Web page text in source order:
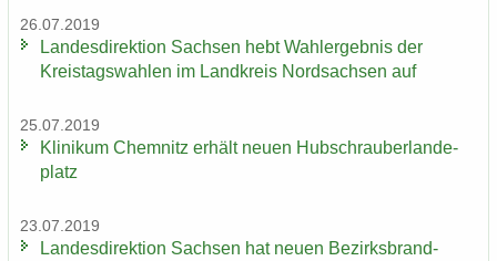
26.07.2019
Lan­des­di­rek­ti­on Sach­sen hebt Wahl­er­geb­nis der
Kreis­tags­wah­len im Land­kreis Nord­sach­sen auf
25.07.2019
Kli­ni­kum Chem­nitz er­hält neuen Hub­schrau­ber­lan­de­
platz
23.07.2019
Lan­des­di­rek­ti­on Sach­sen hat neuen Be­zirks­brand­